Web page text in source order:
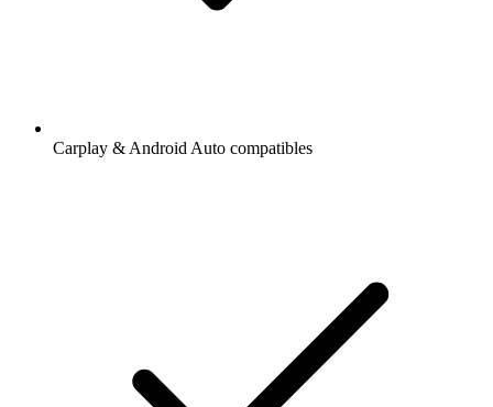
Carplay & Android Auto compatibles